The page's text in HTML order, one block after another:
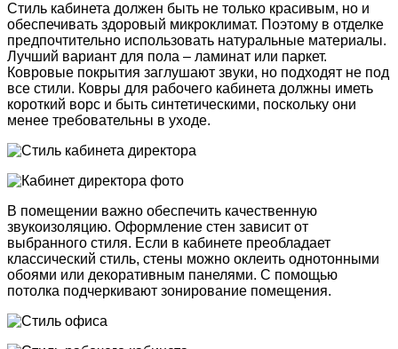
Стиль кабинета должен быть не только красивым, но и
обеспечивать здоровый микроклимат. Поэтому в отделке
предпочтительно использовать натуральные материалы.
Лучший вариант для пола – ламинат или паркет.
Ковровые покрытия заглушают звуки, но подходят не под
все стили. Ковры для рабочего кабинета должны иметь
короткий ворс и быть синтетическими, поскольку они
менее требовательны в уходе.
В помещении важно обеспечить качественную
звукоизоляцию. Оформление стен зависит от
выбранного стиля. Если в кабинете преобладает
классический стиль, стены можно оклеить однотонными
обоями или декоративным панелями. С помощью
потолка подчеркивают зонирование помещения.